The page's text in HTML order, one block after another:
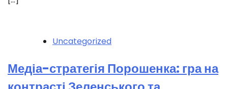
Uncategorized
Медіа-стратегія Порошенка: гра на